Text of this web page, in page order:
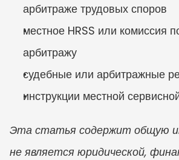
арбитраже трудовых споров
местное HRSS или комиссия
арбитражу
судебные или арбитражные
инструкции местной
Эта статья содержит общую
не является юридической,